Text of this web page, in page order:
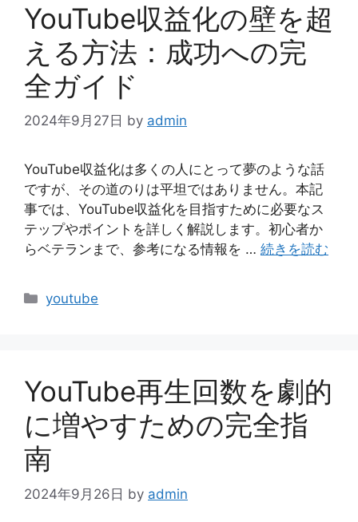
YouTube収益化の壁を超
える方法：成功への完
全ガイド
2024年9月27日 by admin
YouTube収益化は多くの人にとって夢のような話
ですが、その道のりは平坦ではありません。本記
事では、YouTube収益化を目指すために必要なス
テップやポイントを詳しく解説します。初心者か
らベテランまで、参考になる情報を … 続きを読む
カ
youtube
YouTube再生回数を劇的
に増やすための完全指
南
2024年9月26日 by admin